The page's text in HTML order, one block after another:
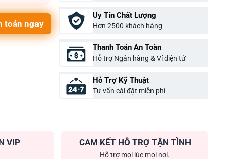
toán ngay
Uy Tín Chất Lượng
Hơn 2500 khách hàng
Thanh Toán An Toàn
Hỗ trợ Ngân hàng & Ví điện tử
Hỗ Trợ Kỹ Thuật
Tư vấn cài đặt miễn phí
VIP CAM KẾT HỖ TRỢ TẬN TÌNH
Hỗ trợ mọi lúc mọi nơi.